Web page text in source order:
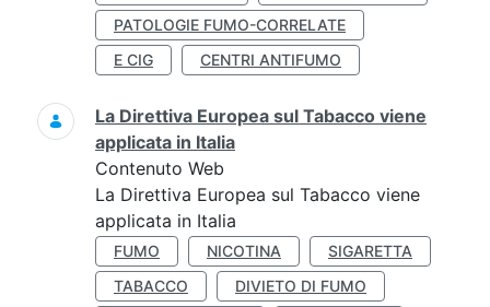
PATOLOGIE FUMO-CORRELATE
E CIG
CENTRI ANTIFUMO
La Direttiva Europea sul Tabacco viene
applicata in Italia
Contenuto Web
La Direttiva Europea sul Tabacco viene
applicata in Italia
FUMO NICOTINA
SIGARETTA
TABACCO
DIVIETO DI FUMO